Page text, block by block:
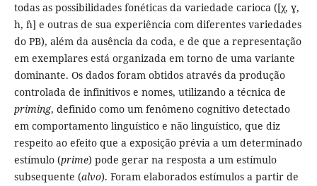
todas as possibilidades fonéticas da variedade carioca ([χ, ɣ,
h, ɦ] e outras de sua experiência com diferentes variedades
do PB), além da ausência da coda, e de que a representação
em exemplares está organizada em torno de uma variante
dominante. Os dados foram obtidos através da produção
controlada de infinitivos e nomes, utilizando a técnica de
priming, definido como um fenômeno cognitivo detectado
em comportamento linguístico e não linguístico, que diz
respeito ao efeito que a exposição prévia a um determinado
estímulo (prime) pode gerar na resposta a um estímulo
subsequente (alvo). Foram elaborados estímulos a partir de